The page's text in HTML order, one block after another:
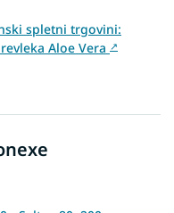
spletni trgovini:
Aloe Vera ↗